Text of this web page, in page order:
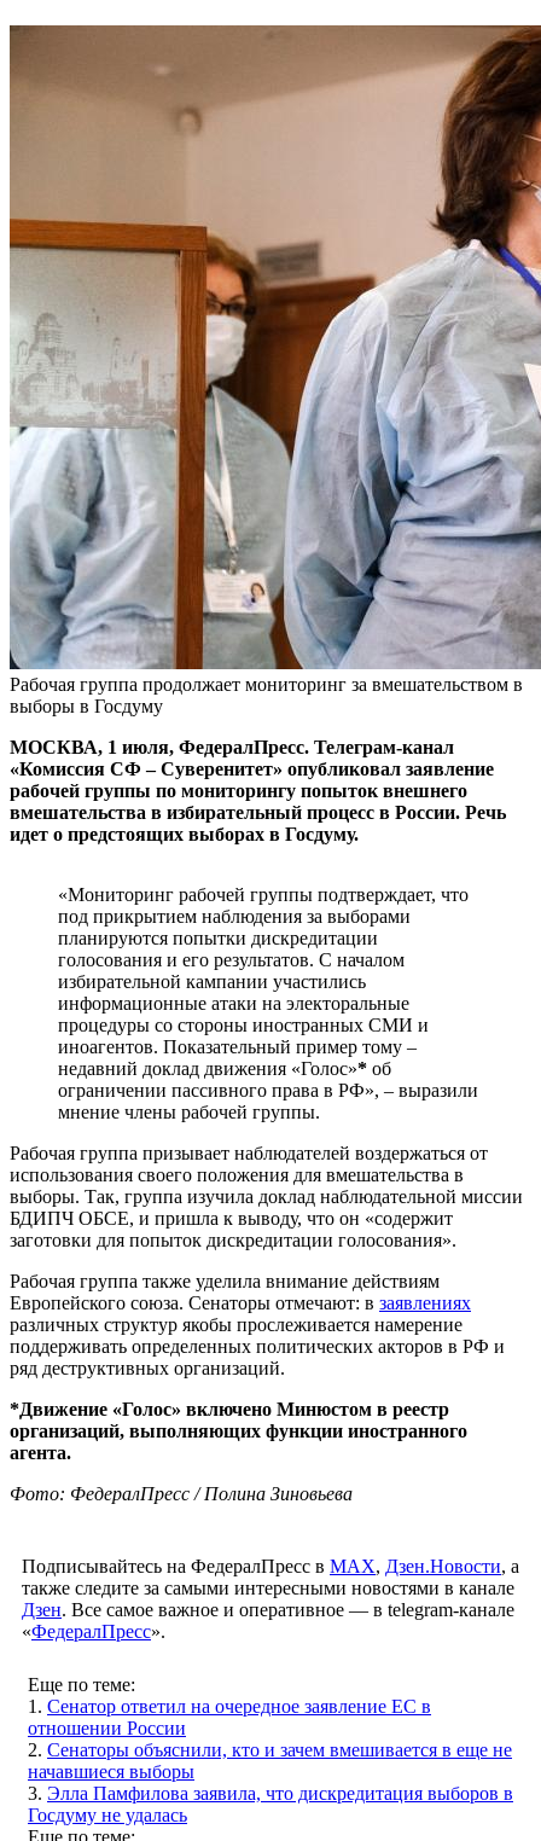
Рабочая группа продолжает мониторинг за вмешательством в
выборы в Госдуму
МОСКВА, 1 июля, ФедералПресс. Телеграм-канал
«Комиссия СФ – Суверенитет» опубликовал заявление
рабочей группы по мониторингу попыток внешнего
вмешательства в избирательный процесс в России. Речь
идет о предстоящих выборах в Госдуму.
«Мониторинг рабочей группы подтверждает, что
под прикрытием наблюдения за выборами
планируются попытки дискредитации
голосования и его результатов. С началом
избирательной кампании участились
информационные атаки на электоральные
процедуры со стороны иностранных СМИ и
иноагентов. Показательный пример тому –
недавний доклад движения «Голос»* об
ограничении пассивного права в РФ», – выразили
мнение члены рабочей группы.
Рабочая группа призывает наблюдателей воздержаться от
использования своего положения для вмешательства в
выборы. Так, группа изучила доклад наблюдательной миссии
БДИПЧ ОБСЕ, и пришла к выводу, что он «содержит
заготовки для попыток дискредитации голосования».
Рабочая группа также уделила внимание действиям
Европейского союза. Сенаторы отмечают: в заявлениях
различных структур якобы прослеживается намерение
поддерживать определенных политических акторов в РФ и
ряд деструктивных организаций.
*Движение «Голос» включено Минюстом в реестр
организаций, выполняющих функции иностранного
агента.
Фото: ФедералПресс / Полина Зиновьева
Подписывайтесь на ФедералПресс в МАХ, Дзен.Новости, а
также следите за самыми интересными новостями в канале
Дзен. Все самое важное и оперативное — в telegram-канале
«ФедералПресс».
Еще по теме:
1. Сенатор ответил на очередное заявление ЕС в
отношении России
2. Сенаторы объяснили, кто и зачем вмешивается в еще не
начавшиеся выборы
3. Элла Памфилова заявила, что дискредитация выборов в
Госдуму не удалась
Еще по теме: